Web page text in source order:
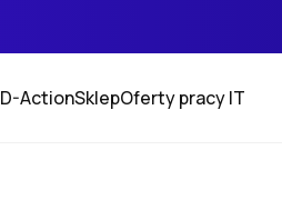
ActionSklepOferty pracy IT